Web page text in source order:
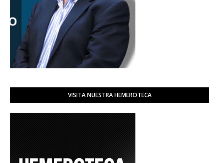
VISITA NUESTRA HEMEROTECA